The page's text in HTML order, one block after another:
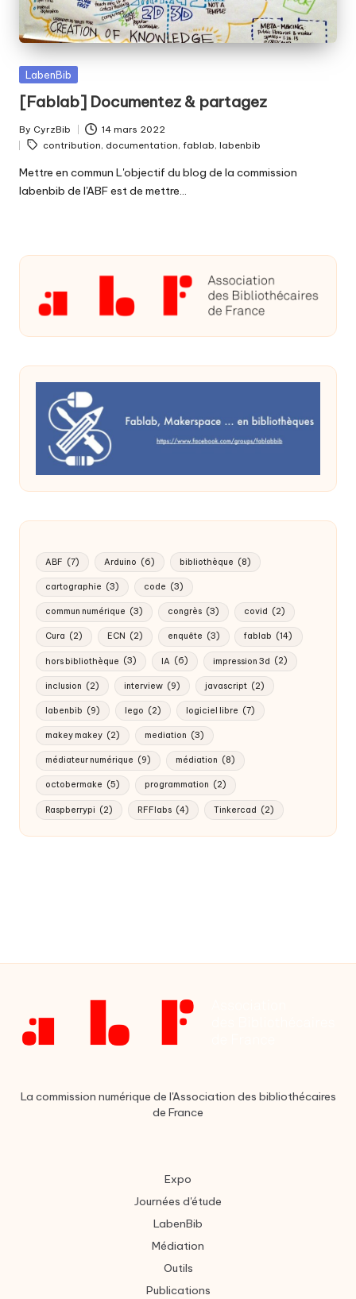
b
i
b
fabriquer
ensemble
?
Posted
LabenBib
[Fablab] Documentez & partagez
Posted
by
By CyrzBib 14 mars 2022
Tags:
contribution, documentation, fablab, labenbib
Mettre en commun L'objectif du blog de la commission
labenbib de l'ABF est de mettre…
ABF (7) Arduino (6) bibliothèque (8)
cartographie (3) code (3)
commun numérique (3) congrès (3) covid (2)
Cura (2) ECN (2) enquête (3) fablab (14)
hors bibliothèque (3) IA (6) impression 3d (2)
inclusion (2) interview (9) javascript (2)
labenbib (9) lego (2) logiciel libre (7)
makey makey (2) mediation (3)
médiateur numérique (9) médiation (8)
octobermake (5) programmation (2)
Raspberrypi (2) RFFlabs (4) Tinkercad (2)
La commission numérique de l'Association des bibliothécaires
de France
Expo
Journées d'étude
LabenBib
Médiation
Outils
Publications